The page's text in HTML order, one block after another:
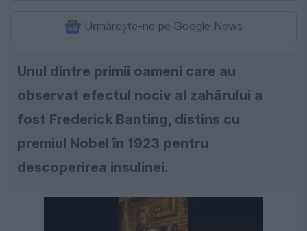
Urmărește-ne pe Google News
Unul dintre primii oameni care au
observat efectul nociv al zahărului a
fost Frederick Banting, distins cu
premiul Nobel în 1923 pentru
descoperirea insulinei.